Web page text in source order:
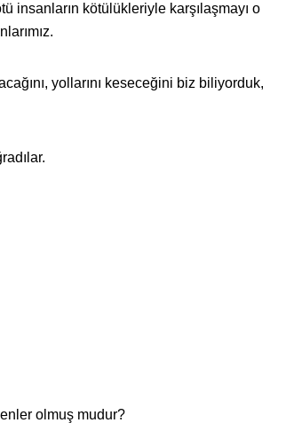
insanların kötülükleriyle karşılaşmayı o
yollarını keseceğini biz biliyorduk,
olmuş mudur?